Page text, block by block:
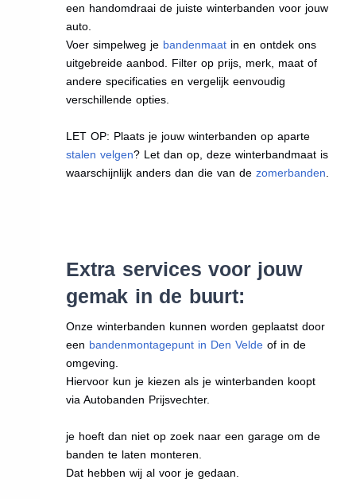
een handomdraai de juiste winterbanden voor jouw
auto.
Voer simpelweg je bandenmaat in en ontdek ons
uitgebreide aanbod. Filter op prijs, merk, maat of
andere specificaties en vergelijk eenvoudig
verschillende opties.
LET OP: Plaats je jouw winterbanden op aparte
stalen velgen? Let dan op, deze winterbandmaat is
waarschijnlijk anders dan die van dezomerbanden
Extra services voor jouw
gemak in de buurt:
Onze winterbanden kunnen worden geplaatst door
een bandenmontagepunt in Den Velde of in de
omgeving.
Hiervoor kun je kiezen als je winterbanden koopt
via Autobanden Prijsvechter.
je hoeft dan niet op zoek naar een garage om de
banden te laten monteren.
Dat hebben wij al voor je gedaan.